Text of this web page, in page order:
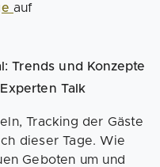
auf
Trends und Konzepte
Talk
Tracking der Gäste
dieser Tage. Wie
Geboten um und